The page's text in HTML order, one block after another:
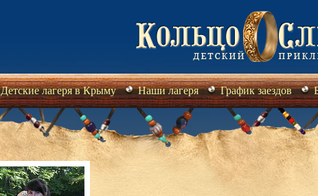
Детские лагеря в Крыму Наши лагеря График заездов